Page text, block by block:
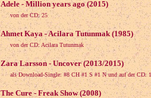
Adele - Million years ago (2015)
von der CD: 25
Ahmet Kaya - Acilara Tutunmak (1985)
von der CD: Acilara Tutunmak
Zara Larsson - Uncover (2013/2015)
als Download-Single: #8 CH #1 S #1 N und auf der CD: 1
The Cure - Freak Show (2008)